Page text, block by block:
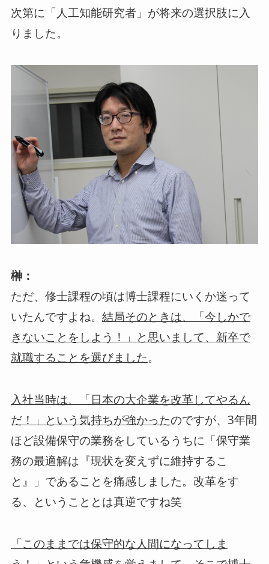
次第に「人工知能研究者」が将来の選択肢に入
りました。
榊：
ただ、修士課程の頃は博士課程にいくか迷って
いたんですよね。 結局そのときは、「今しかで
きないことをしよう！」と思いまして、新卒で
就職することを選びました。
入社当時は、「日本の大企業を改革してやるん
だ！」という気持ちが強かったのですが、3年間
ほど設備保守の業務をしているうちに「保守業
務の最適解は『現状を変えずに維持するこ
と』」であることを痛感しました。改革をす
る、ということとは真逆ですね笑
「このままでは保守的な人間になってしま